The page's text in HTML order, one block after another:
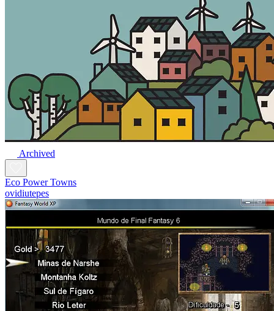
Archived
Eco Power Towns
ovidiutepes